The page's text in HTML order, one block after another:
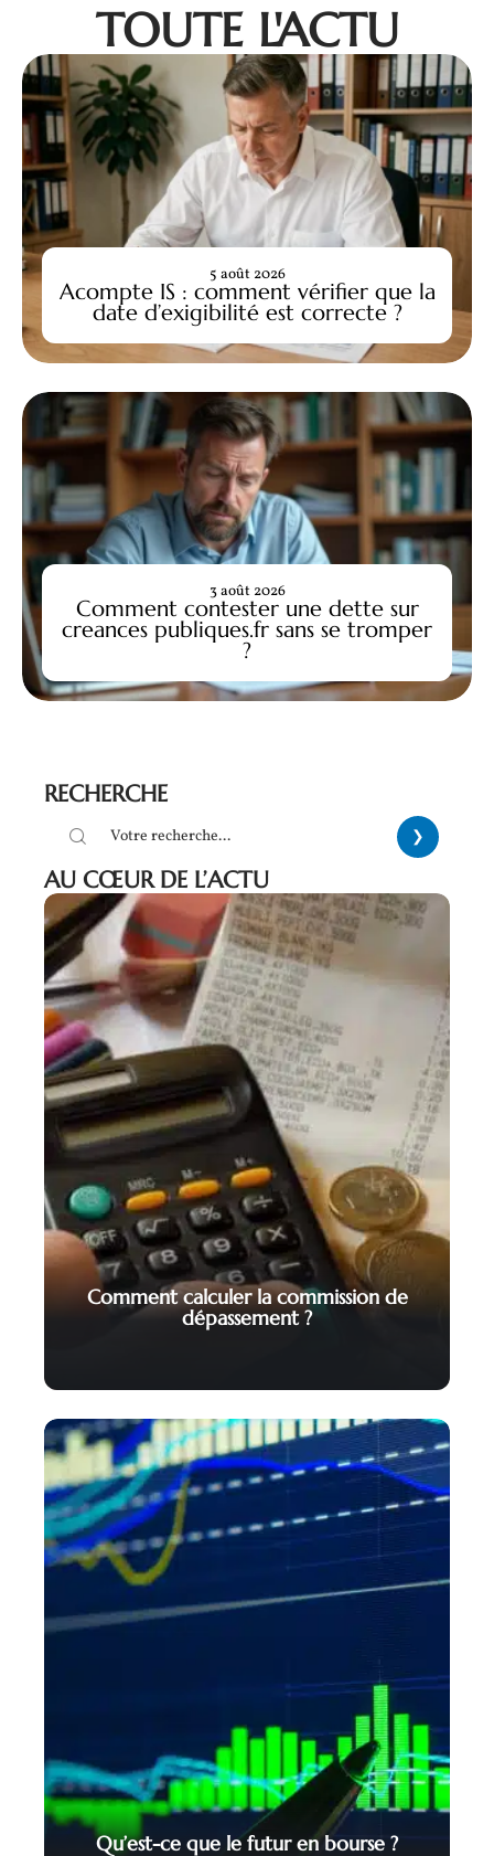
TOUTE L'ACTU
Acompte IS : comment vérifier que la
date d’exigibilité est correcte ?
5 août 2026
Comment contester une dette sur
creances publiques.fr sans se tromper
?
3 août 2026
RECHERCHE
AU CŒUR DE L’ACTU
Comment calculer la commission de
dépassement ?
Qu’est-ce que le futur en bourse ?